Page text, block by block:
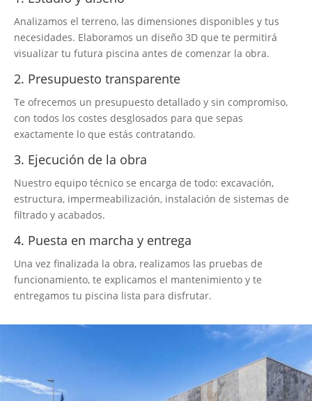
Analizamos el terreno, las dimensiones disponibles y tus
necesidades. Elaboramos un diseño 3D que te permitirá
visualizar tu futura piscina antes de comenzar la obra.
2. Presupuesto transparente
Te ofrecemos un presupuesto detallado y sin compromiso,
con todos los costes desglosados para que sepas
exactamente lo que estás contratando.
3. Ejecución de la obra
Nuestro equipo técnico se encarga de todo: excavación,
estructura, impermeabilización, instalación de sistemas de
filtrado y acabados.
4. Puesta en marcha y entrega
Una vez finalizada la obra, realizamos las pruebas de
funcionamiento, te explicamos el mantenimiento y te
entregamos tu piscina lista para disfrutar.